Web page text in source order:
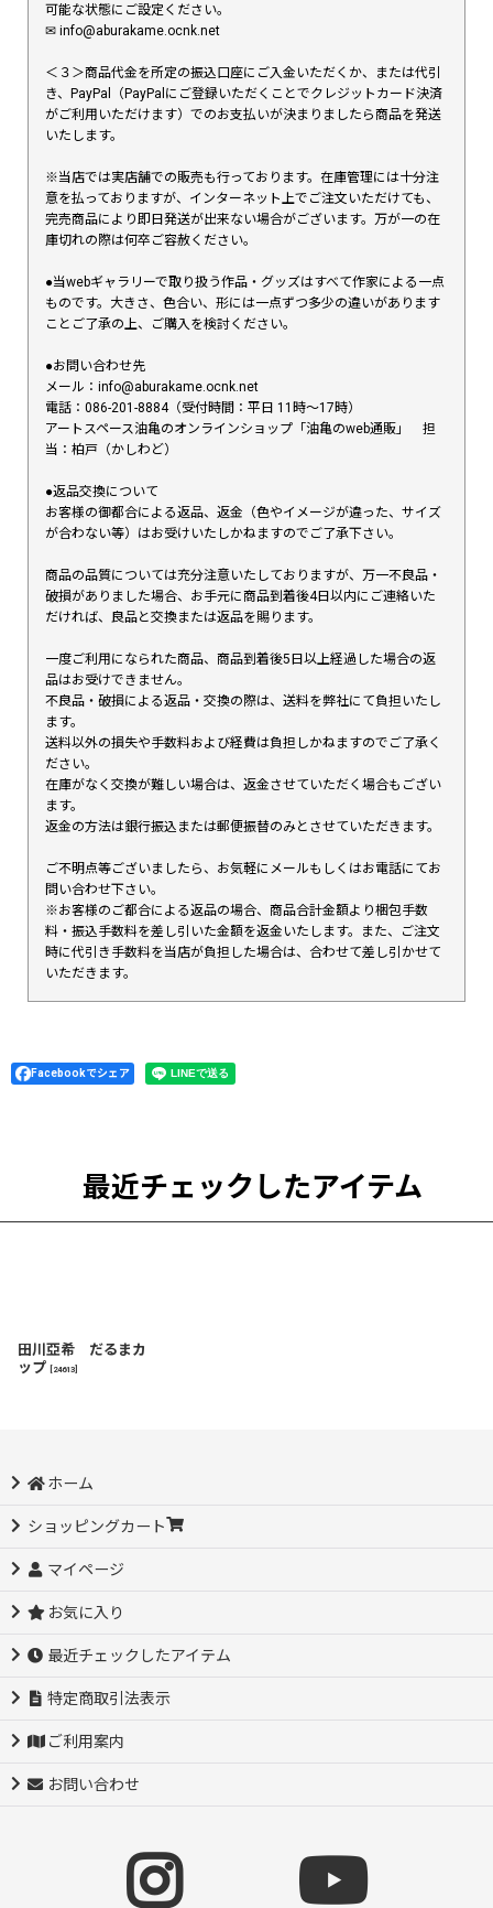
可能な状態にご設定ください。
✉︎ info@aburakame.ocnk.net
＜３＞商品代金を所定の振込口座にご入金いただくか、または代引
き、PayPal（PayPalにご登録いただくことでクレジットカード決済
がご利用いただけます）でのお支払いが決まりましたら商品を発送
いたします。
※当店では実店舗での販売も行っております。在庫管理には十分注
意を払っておりますが、インターネット上でご注文いただけても、
完売商品により即日発送が出来ない場合がございます。万が一の在
庫切れの際は何卒ご容赦ください。
●当webギャラリーで取り扱う作品・グッズはすべて作家による一点
ものです。大きさ、色合い、形には一点ずつ多少の違いがあります
ことご了承の上、ご購入を検討ください。
●お問い合わせ先
メール：info@aburakame.ocnk.net
電話：086-201-8884（受付時間：平日 11時〜17時）
アートスペース油亀のオンラインショップ「油亀のweb通販」 担
当：柏戸（かしわど）
●返品交換について
お客様の御都合による返品、返金（色やイメージが違った、サイズ
が合わない等）はお受けいたしかねますのでご了承下さい。
商品の品質については充分注意いたしておりますが、万一不良品・
破損がありました場合、お手元に商品到着後4日以内にご連絡いた
だければ、良品と交換または返品を賜ります。
一度ご利用になられた商品、商品到着後5日以上経過した場合の返
品はお受けできません。
不良品・破損による返品・交換の際は、送料を弊社にて負担いたし
ます。
送料以外の損失や手数料および経費は負担しかねますのでご了承く
ださい。
在庫がなく交換が難しい場合は、返金させていただく場合もござい
ます。
返金の方法は銀行振込または郵便振替のみとさせていただきます。
ご不明点等ございましたら、お気軽にメールもしくはお電話にてお
問い合わせ下さい。
※お客様のご都合による返品の場合、商品合計金額より梱包手数
料・振込手数料を差し引いた金額を返金いたします。また、ご注文
時に代引き手数料を当店が負担した場合は、合わせて差し引かせて
いただきます。
Facebookでシェア
最近チェックしたアイテム
田川亞希 だるまカ
ップ
24613
ホーム
ショッピングカート
マイページ
お気に入り
最近チェックしたアイテム
特定商取引法表示
ご利用案内
お問い合わせ